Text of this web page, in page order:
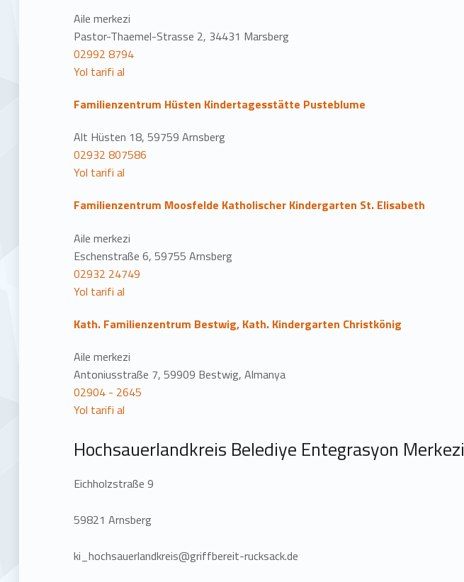
Aile merkezi
Pastor-Thaemel-Strasse 2, 34431 Marsberg
02992 8794
Yol tarifi al
Familienzentrum Hüsten Kindertagesstätte Pusteblume
Alt Hüsten 18, 59759 Arnsberg
02932 807586
Yol tarifi al
Familienzentrum Moosfelde Katholischer Kindergarten St. Elisabeth
Aile merkezi
Eschenstraße 6, 59755 Arnsberg
02932 24749
Yol tarifi al
Kath. Familienzentrum Bestwig, Kath. Kindergarten Christkönig
Aile merkezi
Antoniusstraße 7, 59909 Bestwig, Almanya
02904 - 2645
Yol tarifi al
Hochsauerlandkreis Belediye Entegrasyon Merkezi
Eichholzstraße 9
59821 Arnsberg
ki_hochsauerlandkreis@griffbereit-rucksack.de